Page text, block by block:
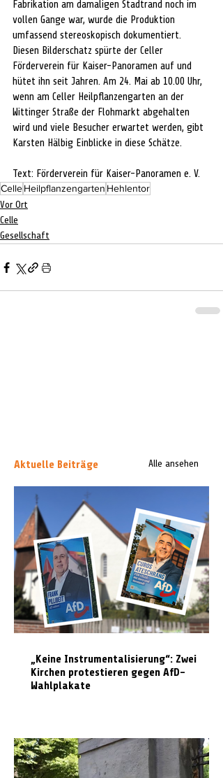
Fabrikation am damaligen Stadtrand noch im
vollen Gange war, wurde die Produktion
umfassend stereoskopisch dokumentiert.
Diesen Bilderschatz spürte der Celler
Förderverein für Kaiser-Panoramen auf und
hütet ihn seit Jahren. Am 24. Mai ab 10.00 Uhr,
wenn am Celler Heilpflanzengarten an der
Wittinger Straße der Flohmarkt abgehalten
wird und viele Besucher erwartet werden, gibt
Karsten Hälbig Einblicke in diese Schätze.
Text: Förderverein für Kaiser-Panoramen e. V.
CelleHeilpflanzengarten Hehlentor
Vor Ort
Celle
Gesellschaft
Aktuelle Beiträge Alle ansehen
„Keine Instrumentalisierung“: Zwei
Kirchen protestieren gegen AfD-
Wahlplakate